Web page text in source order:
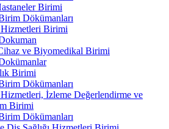
Birimi
Dökümanları
Hizmetleri Birimi
ve Biyomedikal Birimi
Birimi
Dökümanları
Hizmetleri, İzleme Değerlendirme ve
Birimi
Dökümanları